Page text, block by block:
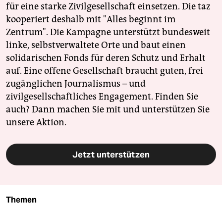
für eine starke Zivilgesellschaft einsetzen. Die taz
kooperiert deshalb mit "Alles beginnt im
Zentrum". Die Kampagne unterstützt bundesweit
linke, selbstverwaltete Orte und baut einen
solidarischen Fonds für deren Schutz und Erhalt
auf. Eine offene Gesellschaft braucht guten, frei
zugänglichen Journalismus – und
zivilgesellschaftliches Engagement. Finden Sie
auch? Dann machen Sie mit und unterstützen Sie
unsere Aktion.
Jetzt unterstützen
Themen